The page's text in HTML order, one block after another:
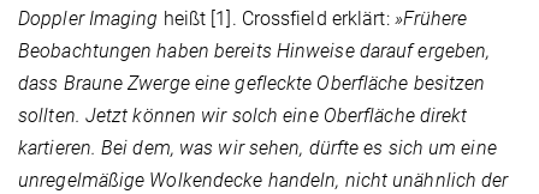
Doppler Imaging heißt [1]. Crossfield erklärt: »Frühere
Beobachtungen haben bereits Hinweise darauf ergeben,
dass Braune Zwerge eine gefleckte Oberfläche besitzen
sollten. Jetzt können wir solch eine Oberfläche direkt
kartieren. Bei dem, was wir sehen, dürfte es sich um eine
unregelmäßige Wolkendecke handeln, nicht unähnlich der